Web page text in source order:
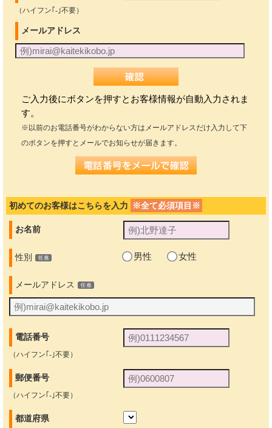
ください。
（ハイフン｢-｣不要）
メールアドレス
ご入力後にボタンを押すとお客様情報が自動入力されま
す。
※以前のお電話番号がわからない方はメールアドレスだけ入力して下
のボタンを押すとメールでお知らせが届きます。
初めてのお客様はこちらを入力 ※全て必須項目※
お名前
性別 男性 女性
メールアドレス
電話番号
（ハイフン｢-｣不要）
郵便番号
（ハイフン｢-｣不要）
都道府県